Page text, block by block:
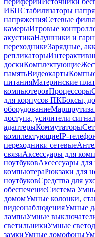
периферииИсточники
ИБПСтабилизаторы
напряженияСетевые
камерыИгровые
акустикаНаушники и
переходникиЗарядные,
репликаторы
доскиКомплектующие
памятьВидеокарты
питанияМатеринские
компьютеровПроцессоры
для корпусов ПКБоксы,
оборудование
доступа, усилители
адаптерыКоммутаторы
комплектующиеIP-
переходники сетевые
связиАксессуары для
ноутбуковАксессуары для
компьютераРюкзаки для
ноутбуковСредства для
обеспечениеСистема
домомУмные колонки,
видеонаблюденияУмные
лампыУмные
светильникиУмные
замкиУмные домофоны